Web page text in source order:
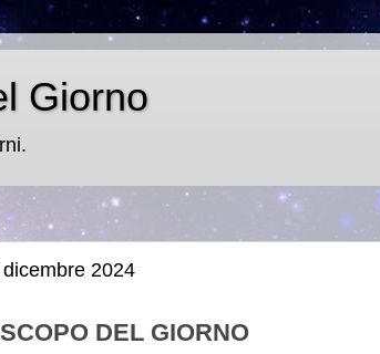
Giorno
2024
DEL GIORNO